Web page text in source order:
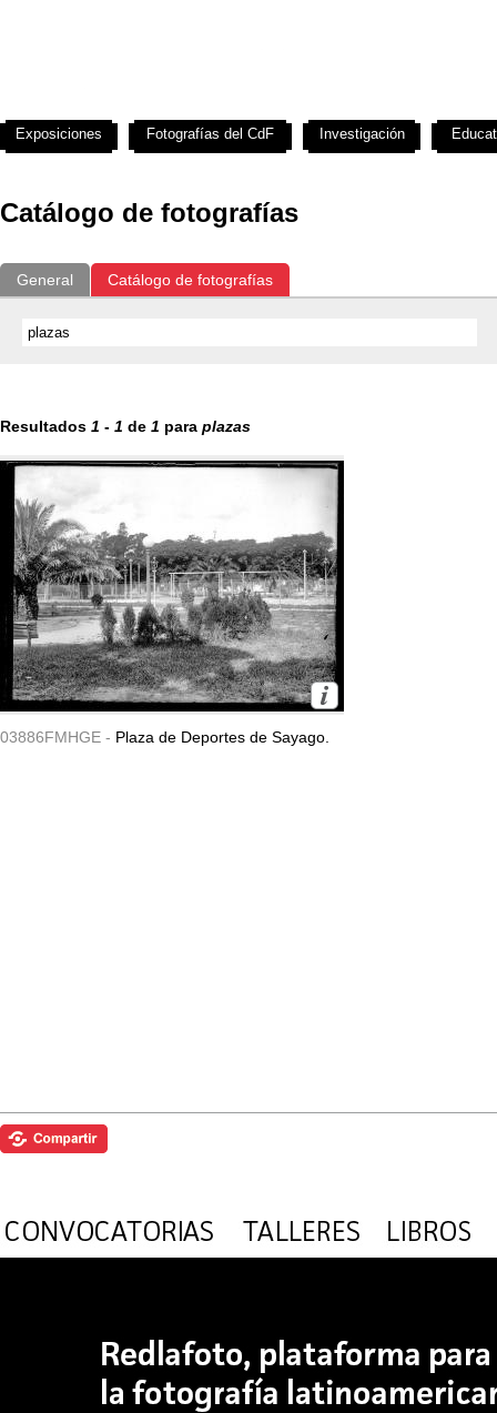
Catálogo de fotografías
General Catálogo de fotografías
Resultados 1 - 1 de 1 para plazas
03886FMHGE - Plaza de Deportes de Sayago.
Exposiciones Fotografías del CdF Investigación